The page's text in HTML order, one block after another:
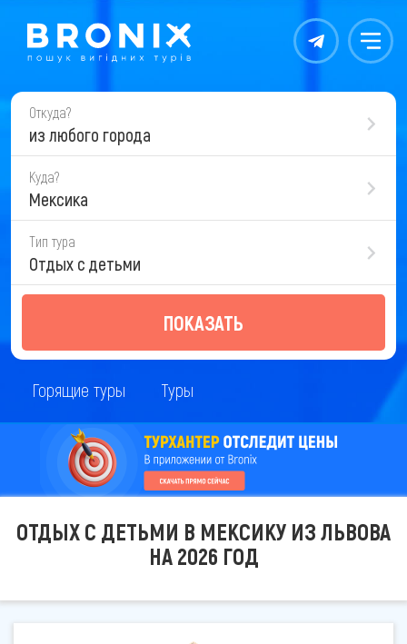
Контакты Меню
Откуда?
из любого города
Куда?
Мексика
Тип тура
Отдых с детьми
ПОКАЗАТЬ
Горящие туры Туры
ОТДЫХ С ДЕТЬМИ В МЕКСИКУ ИЗ ЛЬВОВА
НА 2026 ГОД